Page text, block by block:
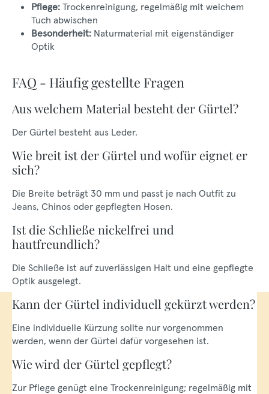
Pflege: Trockenreinigung, regelmäßig mit weichem
Tuch abwischen
Besonderheit: Naturmaterial mit eigenständiger
Optik
FAQ - Häufig gestellte Fragen
Aus welchem Material besteht der Gürtel?
Der Gürtel besteht aus Leder.
Wie breit ist der Gürtel und wofür eignet er
sich?
Die Breite beträgt 30 mm und passt je nach Outfit zu
Jeans, Chinos oder gepflegten Hosen.
Ist die Schließe nickelfrei und
hautfreundlich?
Die Schließe ist auf zuverlässigen Halt und eine gepflegte
Optik ausgelegt.
Kann der Gürtel individuell gekürzt werden?
Eine individuelle Kürzung sollte nur vorgenommen
werden, wenn der Gürtel dafür vorgesehen ist.
Wie wird der Gürtel gepflegt?
Zur Pflege genügt eine Trockenreinigung; regelmäßig mit